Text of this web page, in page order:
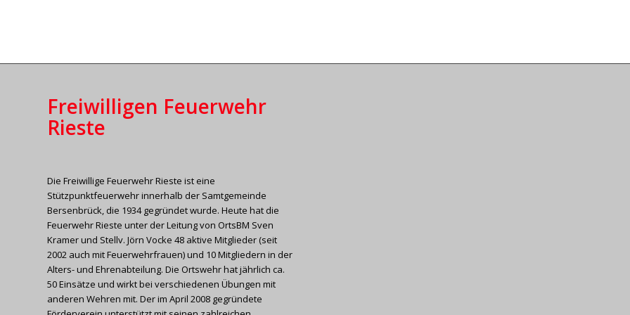
Freiwilligen Feuerwehr
Rieste
Die Freiwillige Feuerwehr Rieste ist eine
Stützpunktfeuerwehr innerhalb der Samtgemeinde
Bersenbrück, die 1934 gegründet wurde. Heute hat die
Feuerwehr Rieste unter der Leitung von OrtsBM Sven
Kramer und Stellv. Jörn Vocke 48 aktive Mitglieder (seit
2002 auch mit Feuerwehrfrauen) und 10 Mitgliedern in der
Alters- und Ehrenabteilung. Die Ortswehr hat jährlich ca.
50 Einsätze und wirkt bei verschiedenen Übungen mit
anderen Wehren mit. Der im April 2008 gegründete